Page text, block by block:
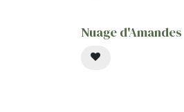
Nuage d'Amandes